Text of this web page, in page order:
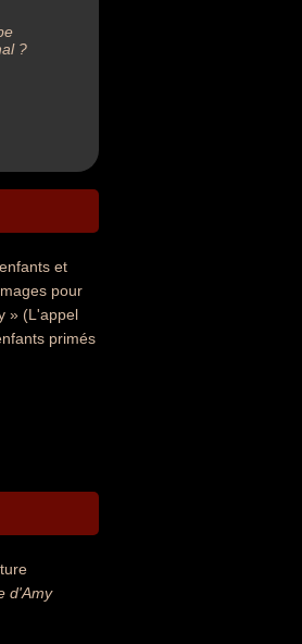
?
et
pour
» (L'appel
primés
d'Amy